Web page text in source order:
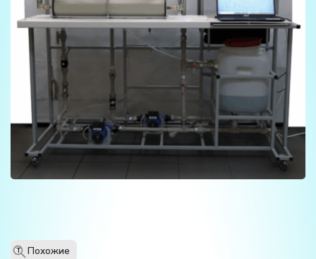
T Похожие